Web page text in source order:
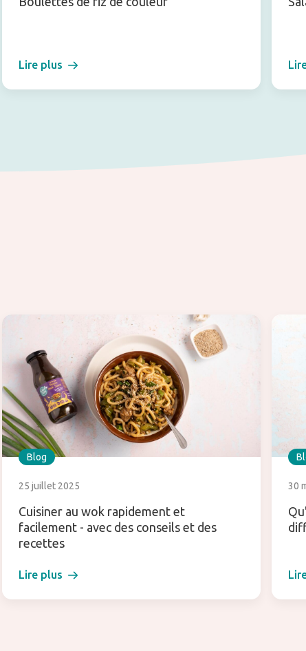
Lire plus
Blog
25 juillet 2025
Cuisiner au wok rapidement et
facilement - avec des conseils et des
recettes
Lire plus
30